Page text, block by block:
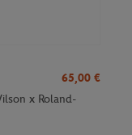
65,00 €
x Roland-